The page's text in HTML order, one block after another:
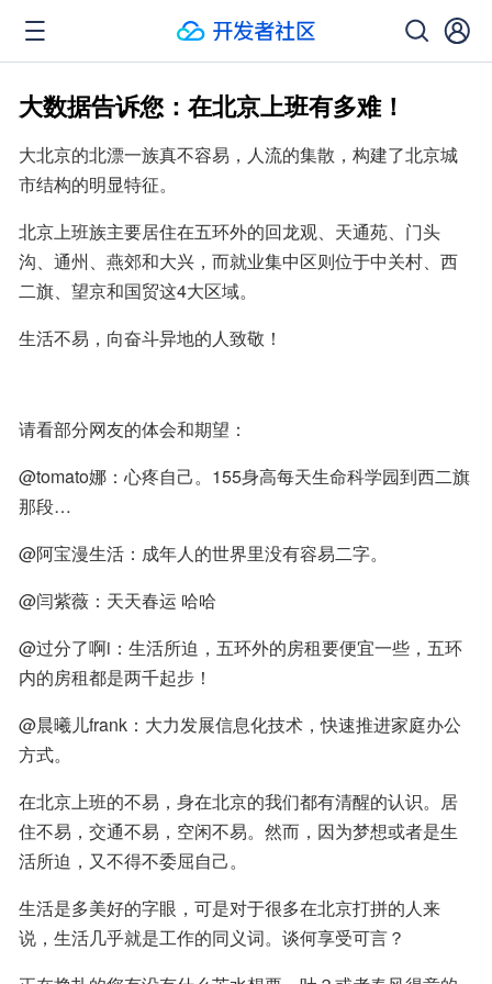
大数据告诉您：在北京上班有多难！
大北京的北漂一族真不容易，人流的集散，构建了北京城
市结构的明显特征。
北京上班族主要居住在五环外的回龙观、天通苑、门头
沟、通州、燕郊和大兴，而就业集中区则位于中关村、西
二旗、望京和国贸这4大区域。
生活不易，向奋斗异地的人致敬！
请看部分网友的体会和期望：
@tomato娜：心疼自己。155身高每天生命科学园到西二旗
那段…
@阿宝漫生活：成年人的世界里没有容易二字。
@闫紫薇：天天春运 哈哈
@过分了啊i：生活所迫，五环外的房租要便宜一些，五环
内的房租都是两千起步！
@晨曦儿frank：大力发展信息化技术，快速推进家庭办公
方式。
在北京上班的不易，身在北京的我们都有清醒的认识。居
住不易，交通不易，空闲不易。然而，因为梦想或者是生
活所迫，又不得不委屈自己。
生活是多美好的字眼，可是对于很多在北京打拼的人来
说，生活几乎就是工作的同义词。谈何享受可言？